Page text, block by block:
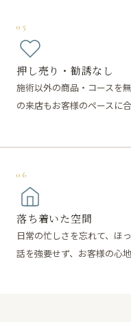
05
押し売り・勧誘なし
施術以外の商品・コースを
の来店もお客様のペースに
06
落ち着いた空間
日常の忙しさを忘れて、ほ
話を強要せず、お客様の心